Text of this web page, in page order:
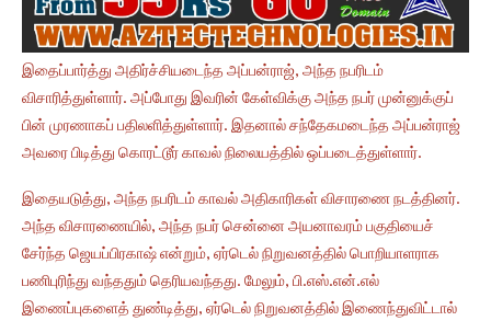
இதைப்பார்த்து அதிர்ச்சியடைந்த அப்பன்ராஜ், அந்த நபரிடம்
விசாரித்துள்ளார். அப்போது இவரின் கேள்விக்கு அந்த நபர் முன்னுக்குப்
பின் முரணாகப் பதிலளித்துள்ளார். இதனால் சந்தேகமடைந்த அப்பன்ராஜ்
அவரை பிடித்து கொரட்டூர் காவல் நிலையத்தில் ஒப்படைத்துள்ளார்.
இதையடுத்து, அந்த நபரிடம் காவல் அதிகாரிகள் விசாரணை நடத்தினர்.
அந்த விசாரணையில், அந்த நபர் சென்னை அயனாவரம் பகுதியைச்
சேர்ந்த ஜெயப்பிரகாஷ் என்றும், ஏர்டெல் நிறுவனத்தில் பொறியாளராக
பணிபுரிந்து வந்ததும் தெரியவந்தது. மேலும், பி.எஸ்.என்.எல்
இணைப்புகளைத் துண்டித்து, ஏர்டெல் நிறுவனத்தில் இணைந்துவிட்டால்